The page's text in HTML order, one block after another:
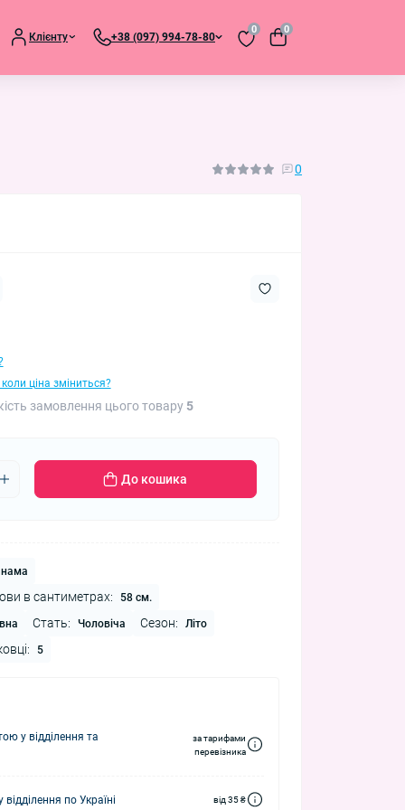
Клієнту +38 (097) 994-78-80
0 0
0
ціна зміниться?
замовлення цього товару 5
До кошика
в сантиметрах: 58 см.
Стать: Чоловіча Сезон: Літо
5
у відділення та
за тарифами
перевізника
по Україні від 35 ₴